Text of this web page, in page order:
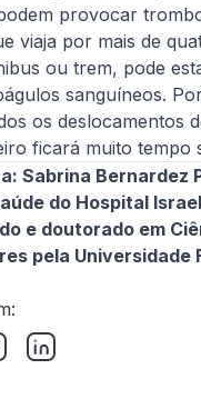
provocar
viaja por mais de
ou trem, pode
sanguíneos.
os deslocamentos
ficará muito tempo
Sabrina Bernardez
do Hospital
e doutorado em
pela Universidade